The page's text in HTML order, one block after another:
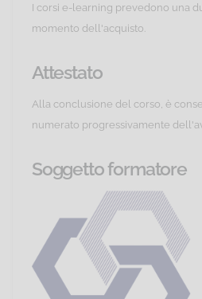
I corsi e-learning prevedono una
momento dell'acquisto.
Attestato
Alla conclusione del corso, è
numerato progressivamente
Soggetto formatore